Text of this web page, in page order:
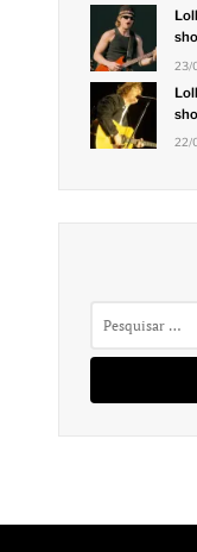
23/
22/